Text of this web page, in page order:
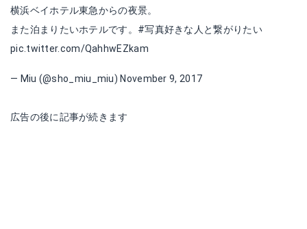
横浜ベイホテル東急からの夜景。
また泊まりたいホテルです。 #写真好きな人と繋がりたい
pic.twitter.com/QahhwEZkam
— Miu (@sho_miu_miu) November 9, 2017
広告の後に記事が続きます